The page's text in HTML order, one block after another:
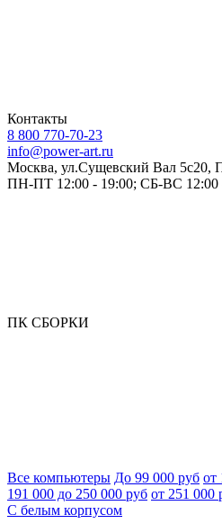
Контакты
8 800 770-70-23
info@power-art.ru
Москва, ул.Сущевский Вал 5с20,
ПН-ПТ 12:00 - 19:00; СБ-ВС 12:00
ПК СБОРКИ
Все компьютеры До 99 000 руб от
191 000 до 250 000 руб от 251 000
С белым корпусом